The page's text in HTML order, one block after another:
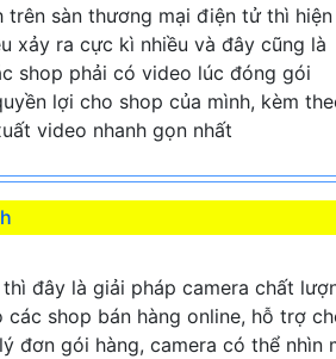
trên sàn thương mại điện tử thì hiện
xảy ra cực kì nhiều và đây cũng là
shop phải có video lúc đóng gói
lợi cho shop của mình, kèm
video nhanh gọn nhất
đây là giải pháp camera chất
shop bán hàng online, hỗ trợ
đơn gói hàng, camera có thể nhìn